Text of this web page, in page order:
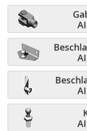
Unsere Gasfedern
Kolbenstange nicht geölt
Kolbenstange und
verschmutzter Umgebung
Kolbenstange vorteilhaft
Wie ist die Gasfeder
Es ist wichtig, die
(der dünne Teil der
längsten befindet, nach
dass das Öl von der
Lebensdauer erheblich